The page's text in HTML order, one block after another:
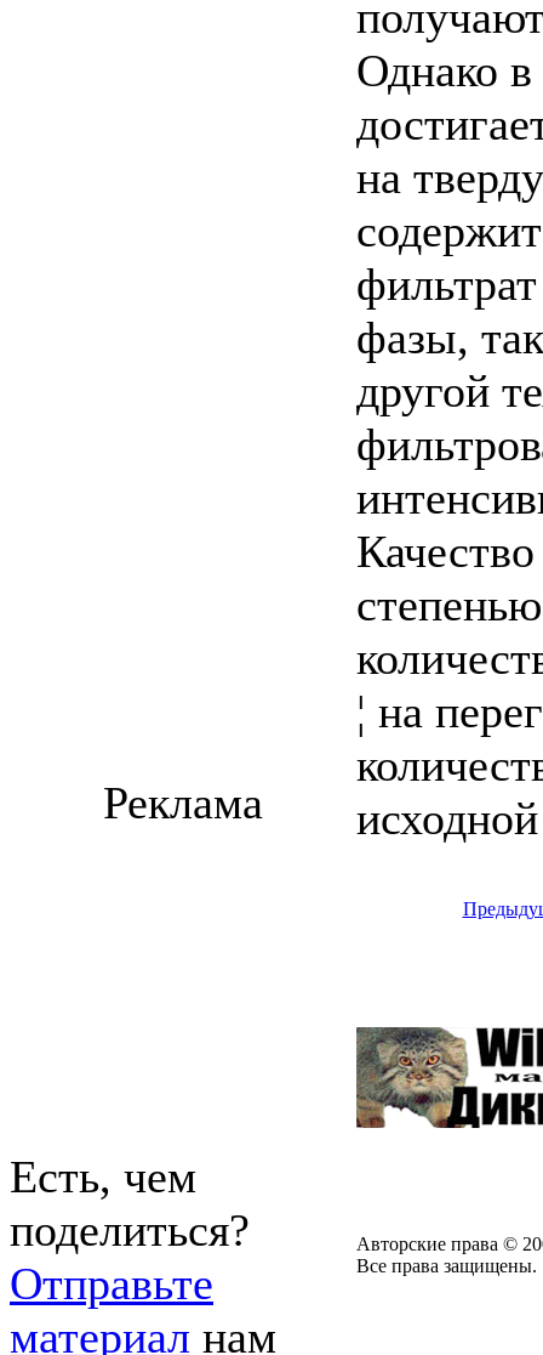
Однако в
на
фазы,
другой
¦ на
Реклама
Есть, чем
поделиться?
Отправьте
материал нам
Авторские права ©
Все права защищены.